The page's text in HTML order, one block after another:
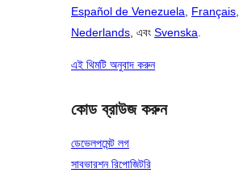
Español de Venezuela, Français,
Nederlands, এবং Svenska.
এই থিমটি অনুবাদ করুন
কোড ব্রাউজ করুন
ডেভেলপমেন্ট লগ
সাবভারশন রিপোজিটরি